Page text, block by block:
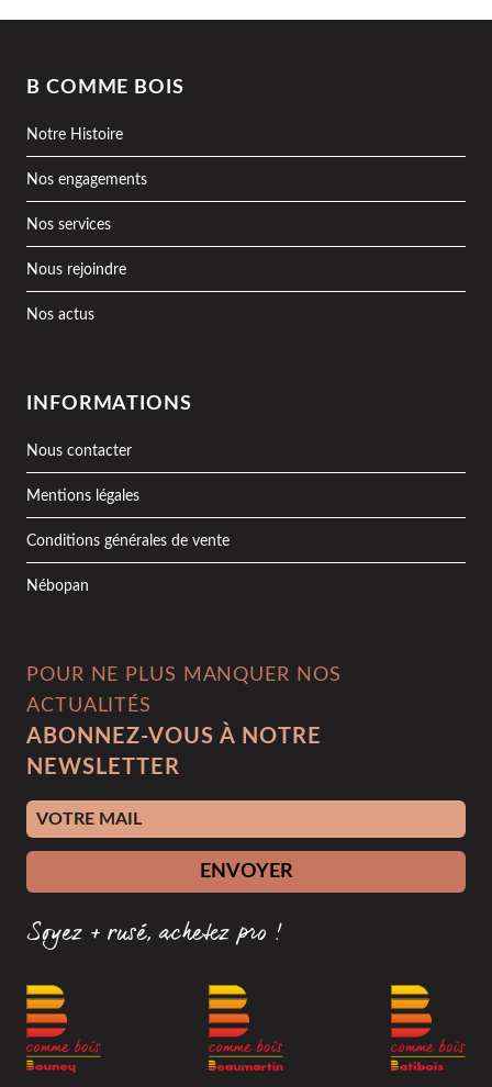
B COMME BOIS
Notre Histoire
Nos engagements
Nos services
Nous rejoindre
Nos actus
INFORMATIONS
Nous contacter
Mentions légales
Conditions générales de vente
Nébopan
POUR NE PLUS MANQUER NOS
ACTUALITÉS
ABONNEZ-VOUS À NOTRE
NEWSLETTER
Adresse e-mail
ENVOYER
Soyez + rusé, achetez pro !